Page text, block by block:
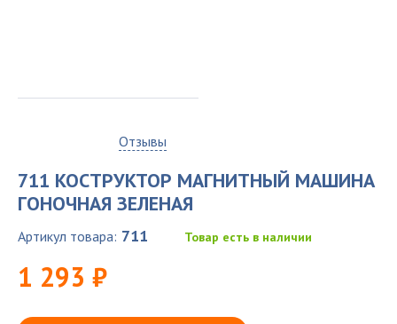
Отзывы
711 КОСТРУКТОР МАГНИТНЫЙ МАШИНА
ГОНОЧНАЯ ЗЕЛЕНАЯ
Артикул товара: 711 Товар есть в наличии
1 293 ₽